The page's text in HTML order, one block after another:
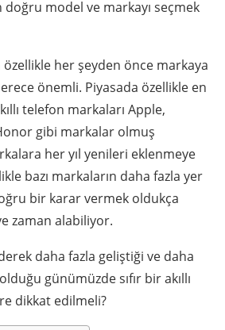
model ve markayı seçmek
özellikle her şeyden önce markaya
önemli. Piyasada özellikle en
telefon markaları Apple,
gibi markalar olmuş
her yıl yenileri eklenmeye
bazı markaların daha fazla yer
bir karar vermek oldukça
zaman alabiliyor.
daha fazla geliştiği ve daha
günümüzde sıfır bir akıllı
dikkat edilmeli?